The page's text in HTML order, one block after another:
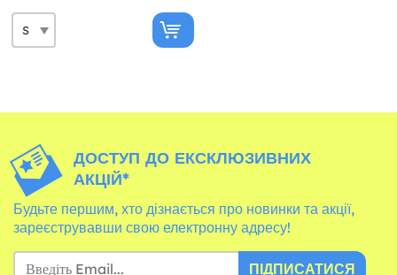
ДОСТУП ДО ЕКСКЛЮЗИВНИХ
АКЦІЙ*
Будьте першим, хто дізнається про новинки та акції,
зареєструвавши свою електронну адресу!
ПІДПИСАТИСЯ